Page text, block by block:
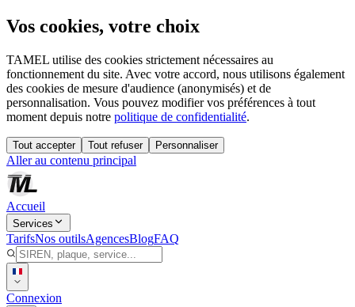
Vos cookies, votre choix
TAMEL utilise des cookies strictement nécessaires au
fonctionnement du site. Avec votre accord, nous utilisons également
des cookies de mesure d'audience (anonymisés) et de
personnalisation. Vous pouvez modifier vos préférences à tout
moment depuis notre politique de confidentialité.
Tout accepter Tout refuser Personnaliser
Aller au contenu principal
Accueil
Services
TarifsNos outilsAgencesBlogFAQ
Connexion